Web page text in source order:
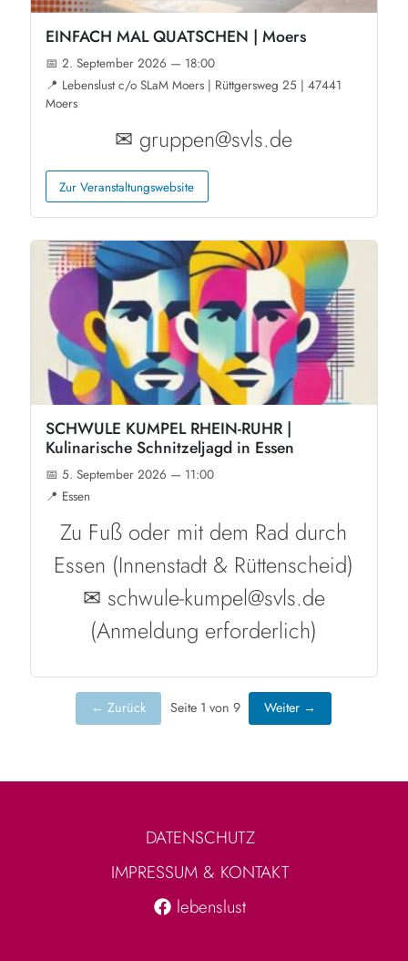
EINFACH MAL QUATSCHEN | Moers
📅 2. September 2026 — 18:00
📍 Lebenslust c/o SLaM Moers | Rüttgersweg 25 | 47441
Moers
✉ gruppen@svls.de
Zur Veranstaltungswebsite
SCHWULE KUMPEL RHEIN-RUHR |
Kulinarische Schnitzeljagd in Essen
📅 5. September 2026 — 11:00
📍 Essen
Zu Fuß oder mit dem Rad durch
Essen (Innenstadt & Rüttenscheid)
✉ schwule-kumpel@svls.de
(Anmeldung erforderlich)
← Zurück Seite 1 von 9 Weiter →
DATENSCHUTZ
IMPRESSUM & KONTAKT
lebenslust